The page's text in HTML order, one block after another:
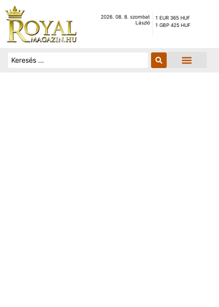
2026. 08. 8. szombat
László
1 EUR 365 HUF
1 GBP 425 HUF